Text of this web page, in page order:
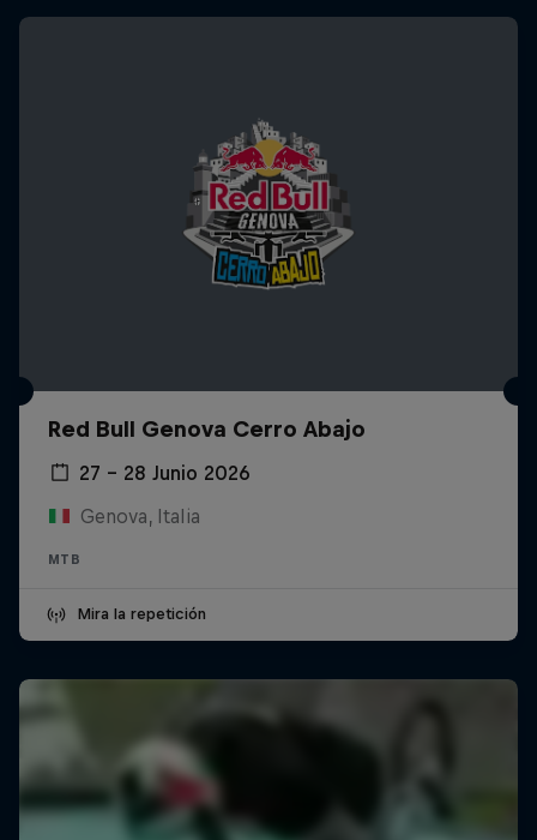
Red Bull Genova Cerro Abajo
27 – 28 Junio 2026
Genova, Italia
MTB
Mira la repetición